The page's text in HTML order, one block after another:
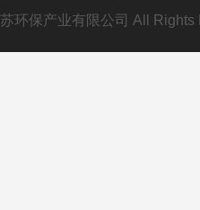
环保产业有限公司 All